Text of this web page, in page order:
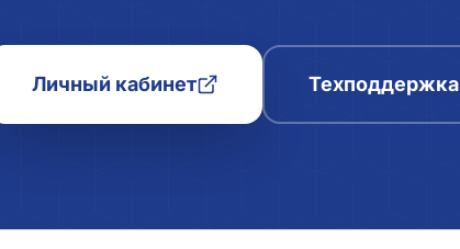
Личный кабинет Техподдержка